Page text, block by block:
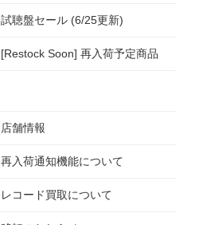
試聴盤セール (6/25更新)
[Restock Soon] 再入荷予定商品
店舗情報
再入荷通知機能について
レコード買取について